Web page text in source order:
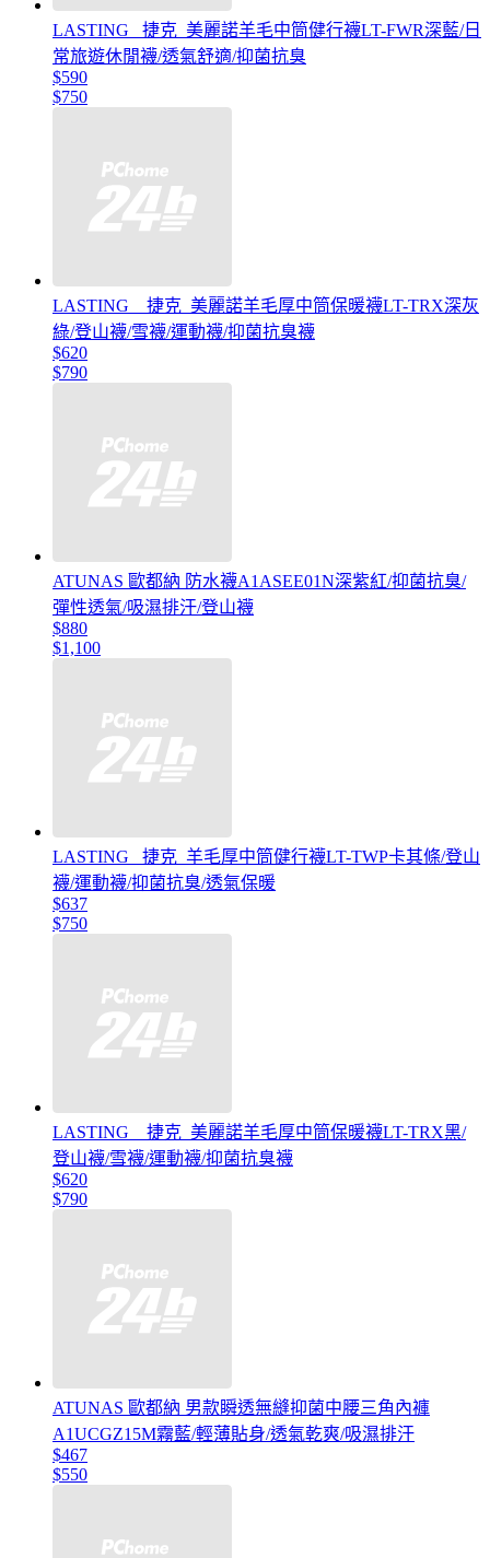
LASTING _捷克_美麗諾羊毛中筒健行襪LT-FWR深藍/日
常旅遊休閒襪/透氣舒適/抑菌抗臭
$590
$750
LASTING _ 捷克_美麗諾羊毛厚中筒保暖襪LT-TRX深灰
綠/登山襪/雪襪/運動襪/抑菌抗臭襪
$620
$790
ATUNAS 歐都納 防水襪A1ASEE01N深紫紅/抑菌抗臭/
彈性透氣/吸濕排汗/登山襪
$880
$1,100
LASTING _捷克_羊毛厚中筒健行襪LT-TWP卡其條/登山
襪/運動襪/抑菌抗臭/透氣保暖
$637
$750
LASTING _ 捷克_美麗諾羊毛厚中筒保暖襪LT-TRX黑/
登山襪/雪襪/運動襪/抑菌抗臭襪
$620
$790
ATUNAS 歐都納 男款瞬透無縫抑菌中腰三角內褲
A1UCGZ15M霧藍/輕薄貼身/透氣乾爽/吸濕排汗
$467
$550